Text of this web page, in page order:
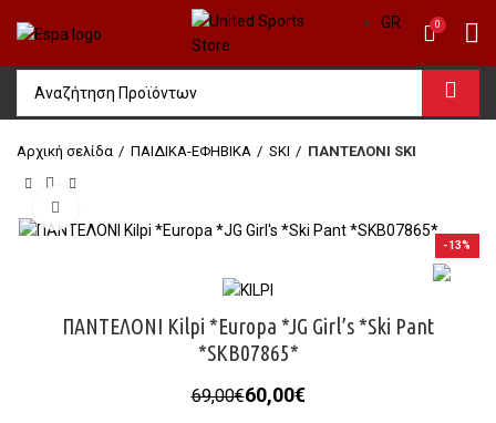
GR 0
Αρχική σελίδα ΠΑΙΔΙΚΑ-ΕΦΗΒΙΚΑ SKI ΠΑΝΤΕΛΟΝΙ SKI
-13%
ΠΑΝΤΕΛΟΝΙ Kilpi *Europa *JG Girl’s *Ski Pant
*SKB07865*
69,00€Original
60,00€Η